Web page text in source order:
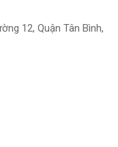
12, Quận Tân Bình,